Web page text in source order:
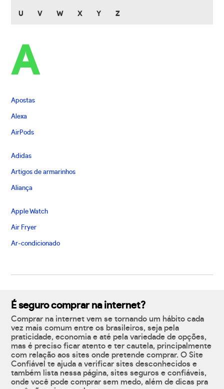
U V W X Y Z
A
Apostas
Alexa
AirPods
Adidas
Artigos de armarinhos
Aliança
Apple Watch
Air Fryer
Ar-condicionado
É seguro comprar na internet?
Comprar na internet vem se tornando um hábito cada
vez mais comum entre os brasileiros, seja pela
praticidade, economia e até pela variedade de opções,
mas é preciso ficar atento e ter cautela, principalmente
com relação aos sites onde pretende comprar. O Site
Confiável te ajuda a verificar sites desconhecidos e
também lista nessa página, sites seguros e confiáveis,
onde você pode comprar sem medo, além de dicas pra